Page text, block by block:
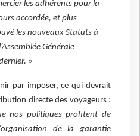
les adhérents pour la
accordée, et plus
les nouveaux Statuts à
Générale
»
par imposer, ce qui devrait
directe des voyageurs :
nos politiques profitent de
de la garantie